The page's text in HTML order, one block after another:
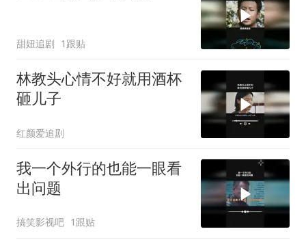
甜妞追剧 1跟贴
林教头心情不好就用酒杯
砸儿子
红颜爱追剧
我一个外行的也能一眼看
出问题
搞笑影视吧 1跟贴